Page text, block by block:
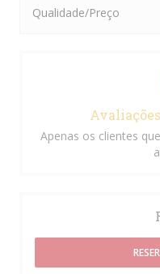
Qualidade/Preço
Apenas os clientes